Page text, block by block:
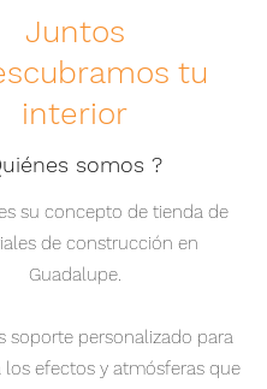
Juntos
tu
interior
somos ?
su concepto de tienda de
de construcción en
Guadalupe.
soporte personalizado para
los efectos y atmósferas que